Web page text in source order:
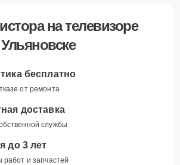
на телевизоре
бесплатно
от ремонта
доставка
службы
до 3 лет
работ и запчастей